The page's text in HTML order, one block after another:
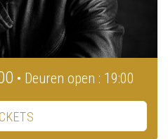
• Deuren open : 19:00